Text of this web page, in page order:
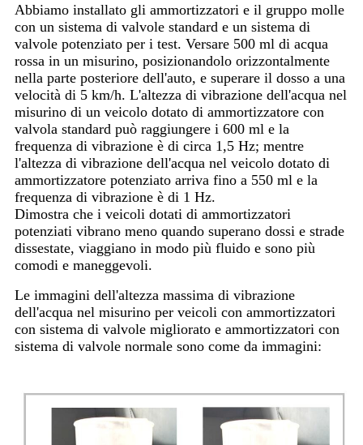
Abbiamo installato gli ammortizzatori e il gruppo molle
con un sistema di valvole standard e un sistema di
valvole potenziato per i test. Versare 500 ml di acqua
rossa in un misurino, posizionandolo orizzontalmente
nella parte posteriore dell'auto, e superare il dosso a una
velocità di 5 km/h. L'altezza di vibrazione dell'acqua nel
misurino di un veicolo dotato di ammortizzatore con
valvola standard può raggiungere i 600 ml e la
frequenza di vibrazione è di circa 1,5 Hz; mentre
l'altezza di vibrazione dell'acqua nel veicolo dotato di
ammortizzatore potenziato arriva fino a 550 ml e la
frequenza di vibrazione è di 1 Hz.
Dimostra che i veicoli dotati di ammortizzatori
potenziati vibrano meno quando superano dossi e strade
dissestate, viaggiano in modo più fluido e sono più
comodi e maneggevoli.
Le immagini dell'altezza massima di vibrazione
dell'acqua nel misurino per veicoli con ammortizzatori
con sistema di valvole migliorato e ammortizzatori con
sistema di valvole normale sono come da immagini: